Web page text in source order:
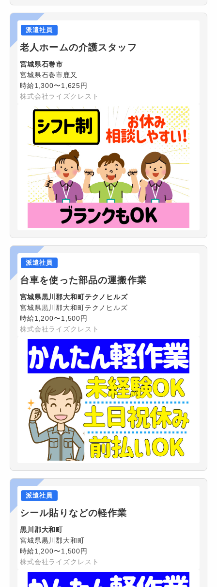
派遣社員
老人ホームの介護スタッフ
宮城県石巻市
宮城県石巻市鹿又
時給1,300〜1,625円
株式会社ライズクレスト
派遣社員
台車を使った部品の運搬作業
宮城県黒川郡大和町テクノヒルズ
宮城県黒川郡大和町テクノヒルズ
時給1,200〜1,500円
株式会社ライズクレスト
派遣社員
シール貼りなどの軽作業
黒川郡大和町
宮城県黒川郡大和町
時給1,200〜1,500円
株式会社ライズクレスト